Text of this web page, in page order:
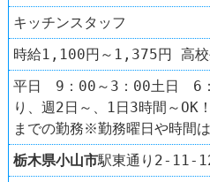
キッチンスタッフ
時給1,100円～1,375円 高校
平日 9：00～3：00土日 6
り、週2日～、1日3時間～
までの勤務※勤務曜日や時間
栃木県小山市駅東通り2-11-